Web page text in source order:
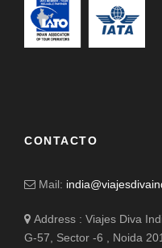
CONTACTO
Mail:
Address : Viajes Diva
G-57, Sector -6 , Noida